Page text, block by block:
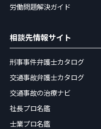
労働問題解決ガイド
相談先情報サイト
刑事事件弁護士カタログ
交通事故弁護士カタログ
交通事故の治療ナビ
社長プロ名鑑
士業プロ名鑑